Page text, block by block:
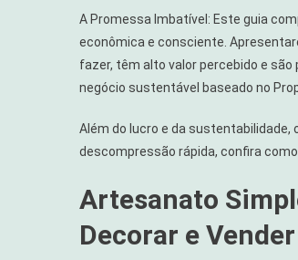
A Promessa Imbatível: Este guia
econômica e consciente.
fazer, têm alto valor percebido e
negócio sustentável baseado no
Além do lucro e da
descompressão rápida, confira
Artesanato
Decorar e Vender